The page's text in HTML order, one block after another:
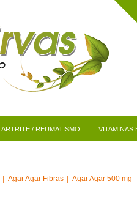
ARTRITE / REUMATISMO VITAMINAS
Agar Agar Fibras Agar Agar 500 mg